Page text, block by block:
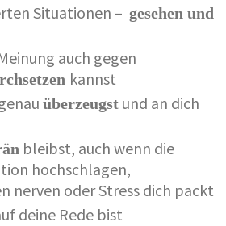
Situationen – gesehen und
auch gegen
kannst
überzeugst und an dich
bleibst, auch wenn die
hochschlagen,
nerven oder Stress dich packt
deine Rede bist